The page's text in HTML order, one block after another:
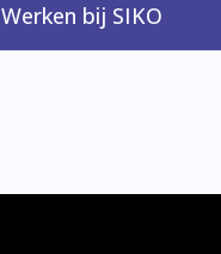
Werken bij SIKO